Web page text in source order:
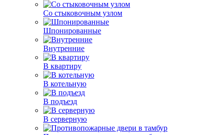
Со стыковочным узлом
Шпонированные
Внутренние
В квартиру
В котельную
В подъезд
В серверную